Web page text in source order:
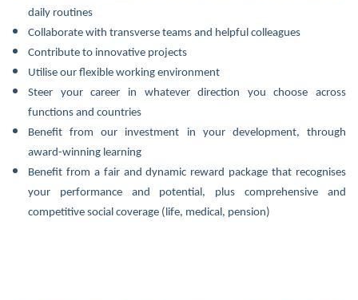
daily routines
Collaborate with transverse teams and helpful colleagues
Contribute to innovative projects
Utilise our flexible working environment
Steer your career in whatever direction you choose across
functions and countries
Benefit from our investment in your development, through
award-winning learning
Benefit from a fair and dynamic reward package that recognises
your performance and potential, plus comprehensive and
competitive social coverage (life, medical, pension)